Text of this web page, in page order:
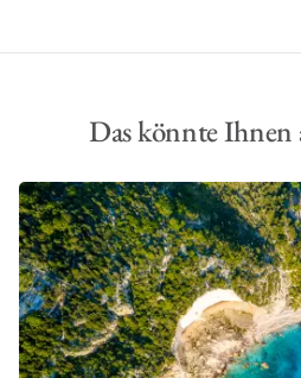
Das könnte Ihnen